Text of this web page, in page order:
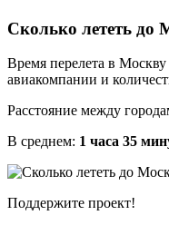
Сколько лететь до
Время перелета в
авиакомпании и
Расстояние между
В среднем: 1 часа 35
Поддержите проект!